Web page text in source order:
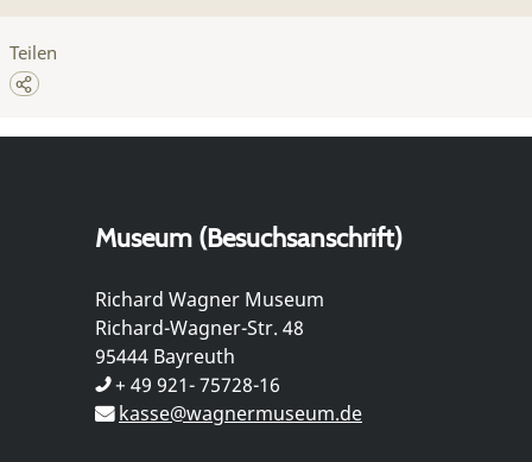
Teilen
Museum (Besuchsanschrift)
Richard Wagner Museum
Richard-Wagner-Str. 48
95444 Bayreuth
+ 49 921- 75728-16
kasse@wagnermuseum.de